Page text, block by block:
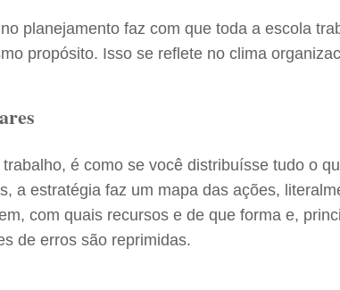
planejamento faz com que toda a escola
propósito. Isso se reflete no clima
é como se você distribuísse tudo o
a estratégia faz um mapa das ações,
com quais recursos e de que forma e,
de erros são reprimidas.